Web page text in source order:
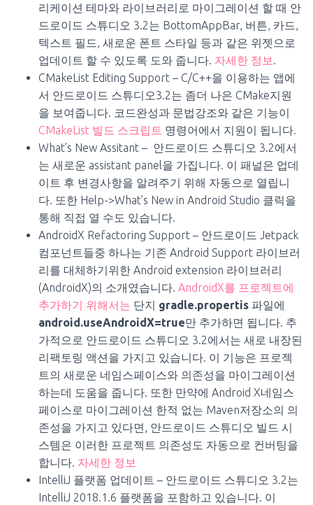
리케이션 테마와 라이브러리로 마이그레이션 할 때 안
드로이드 스튜디오 3.2는 BottomAppBar, 버튼, 카드,
텍스트 필드, 새로운 폰트 스타일 등과 같은 위젯으로
업데이트 할 수 있도록 도와 줍니다. 자세한 정보 .
CMakeList Editing Support – C/C++을 이용하는 앱에
서 안드로이드 스튜디오3.2는 좀더 나은 CMake지원
을 보여줍니다. 코드완성과 문법강조와 같은 기능이
CMakeList 빌드 스크립트 명령어에서 지원이 됩니다.
What’s New Assitant – 안드로이드 스튜디오 3.2에서
는 새로운 assistant panel을 가집니다. 이 패널은 업데
이트 후 변경사항을 알려주기 위해 자동으로 열립니
다. 또한 Help->What’s New in Android Studio 클릭을
통해 직접 열 수도 있습니다.
AndroidX Refactoring Support – 안드로이드 Jetpack
컴포넌트들중 하나는 기존 Android Support 라이브러
리를 대체하기위한 Android extension 라이브러리
(AndroidX)의 소개였습니다. AndroidX를 프로젝트에
추가하기 위해서는 단지 gradle.propertis 파일에
android.useAndroidX=true만 추가하면 됩니다. 추
가적으로 안드로이드 스튜디오 3.2에서는 새로 내장된
리팩토링 액션을 가지고 있습니다. 이 기능은 프로젝
트의 새로운 네임스페이스와 의존성을 마이그레이션
하는데 도움을 줍니다. 또한 만약에 Android X네임스
페이스로 마이그레이션 한적 없는 Maven저장소의 의
존성을 가지고 있다면, 안드로이드 스튜디오 빌드 시
스템은 이러한 프로젝트 의존성도 자동으로 컨버팅을
합니다. 자세한 정보
IntelliJ 플랫폼 업데이트 – 안드로이드 스튜디오 3.2는
IntelliJ 2018.1.6 플랫폼을 포함하고 있습니다. 이